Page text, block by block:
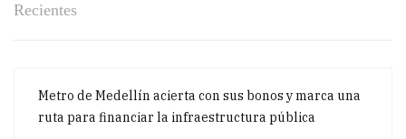
Recientes
Metro de Medellín acierta con sus bonos y marca una
ruta para financiar la infraestructura pública